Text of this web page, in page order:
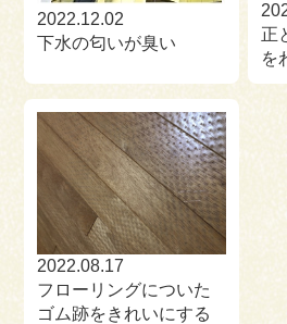
2022.12.02
下水の匂いが臭い
正
を
2022.08.17
フローリングについた
ゴム跡をきれいにする